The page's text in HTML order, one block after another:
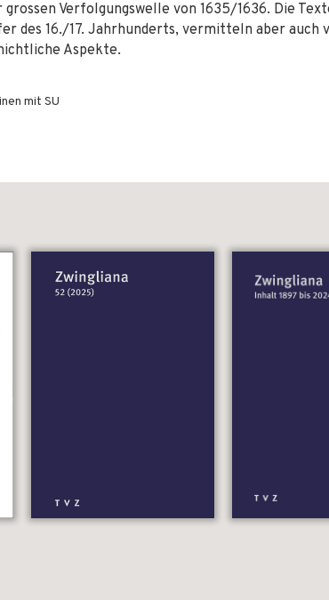
gros­sen Verfolgungswelle von 1635/1636. Die
des 16./17. Jahrhunderts, vermitteln aber auch
Aspekte.
mit SU